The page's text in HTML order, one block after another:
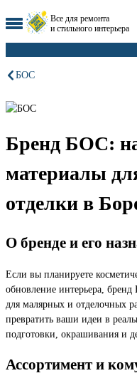
Все для ремонта
и стильного интерьера
БОС
Бренд БОС:
материалы
отделки в
О бренде и его
Если вы планируете
обновление интерьера,
для малярных и отделочных
превратить ваши идеи в
подготовки, окрашивания и
Ассортимент и